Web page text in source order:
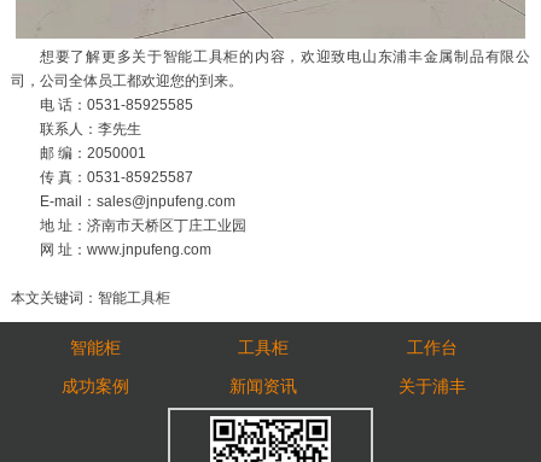
想要了解更多关于智能工具柜的内容，欢迎致电山东浦丰金属制品有限公
司，公司全体员工都欢迎您的到来。
电 话：0531-85925585
联系人：李先生
邮 编：2050001
传 真：0531-85925587
E-mail：sales@jnpufeng.com
地 址：济南市天桥区丁庄工业园
网 址：www.jnpufeng.com
本文关键词：智能工具柜
智能柜 工具柜
工作台
成功案例
新闻资讯 关于浦丰